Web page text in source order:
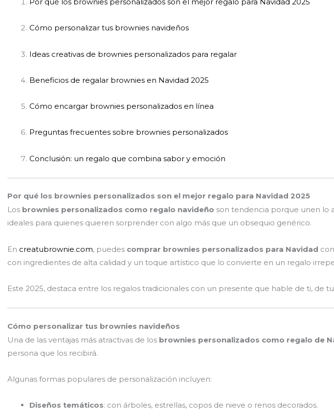
Cómo personalizar tus brownies navideños
Ideas creativas de brownies personalizados para regalar
Beneficios de regalar brownies en Navidad 2025
Cómo encargar brownies personalizados en línea
Preguntas frecuentes sobre brownies personalizados
Conclusión: un regalo que combina sabor y emoción
Por qué los brownies personalizados son el mejor regalo para Navidad 2025
Los brownies personalizados como regalo navideño son tendencia porque unen lo
ideales para quienes quieren sorprender con algo más que un obsequio genérico.
En creatubrownie.com, puedes comprar brownies personalizados para Navidad
con ingredientes de alta calidad y un toque artístico que lo convierte en un regalo
Este 2025, destaca entre los regalos tradicionales con un presente que hable de ti, de
Cómo personalizar tus brownies navideños
Una de las ventajas más atractivas de los brownies personalizados como regalo de
persona que los recibirá.
Algunas formas populares de personalización incluyen:
Diseños temáticos: con árboles, estrellas, copos de nieve o renos decorados.